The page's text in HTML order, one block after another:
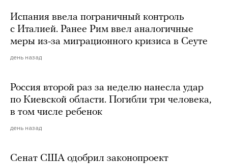
Испания ввела пограничный контроль
с Италией. Ранее Рим ввел аналогичные
меры из-за миграционного кризиса в Сеуте
день назад
Россия второй раз за неделю нанесла удар
по Киевской области. Погибли три человека,
в том числе ребенок
день назад
Сенат США одобрил законопроект